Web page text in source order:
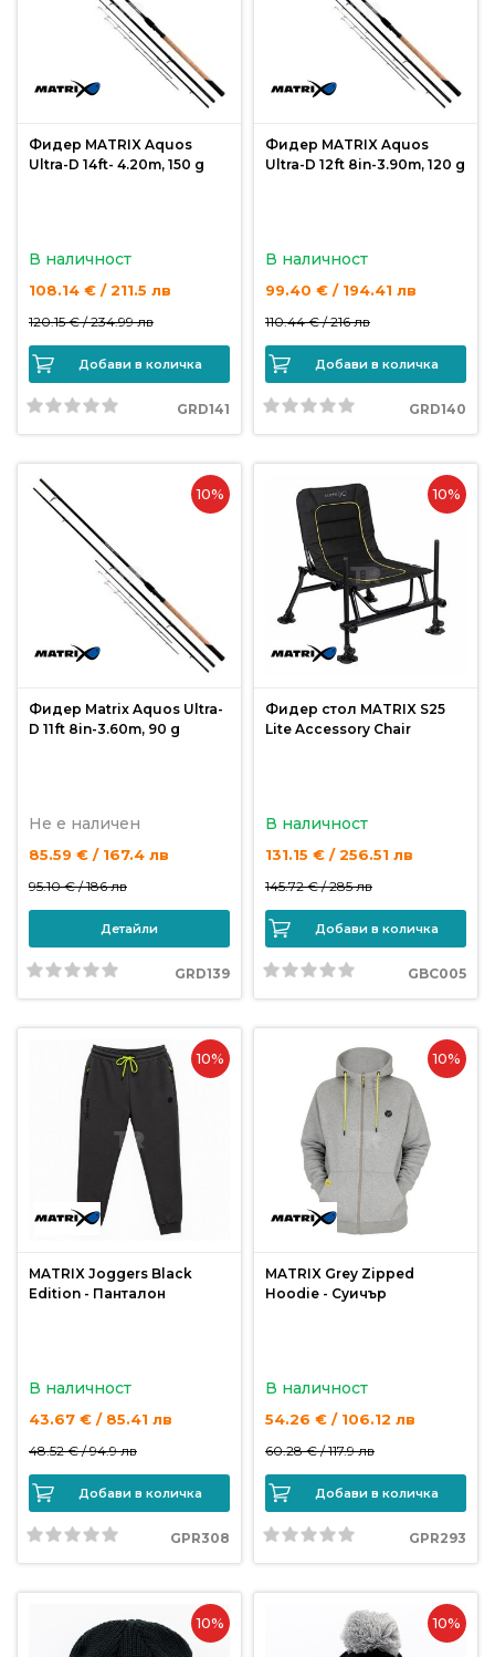
Фидер MATRIX Aquos
Ultra-D 14ft- 4.20m, 150 g
В наличност
108.14 € / 211.5 лв
120.15 € /234.99 лв
Добави в количка
GRD141
Фидер MATRIX Aquos
Ultra-D 12ft 8in-3.90m, 120 g
В наличност
99.40 € / 194.41 лв
110.44 € /216 лв
Добави в количка
GRD140
10%
Фидер Matrix Aquos Ultra-
D 11ft 8in-3.60m, 90 g
Не е наличен
85.59 € / 167.4 лв
95.10 € /186 лв
Детайли
GRD139
10%
Фидер стол MATRIX S25
Lite Accessory Chair
В наличност
131.15 € / 256.51 лв
145.72 € /285 лв
Добави в количка
GBC005
10%
MATRIX Joggers Black
Edition - Панталон
В наличност
43.67 € / 85.41 лв
48.52 € /94.9 лв
Добави в количка
GPR308
10%
MATRIX Grey Zipped
Hoodie - Суичър
В наличност
54.26 € / 106.12 лв
60.28 € /117.9 лв
Добави в количка
GPR293
10% 10%